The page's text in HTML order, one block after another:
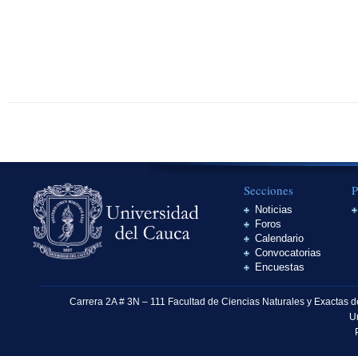
Secciones
Noticias
Foros
Calendario
Convocatorias
Encuestas
Carrera 2A # 3N – 111 Facultad de Ciencias Naturales y